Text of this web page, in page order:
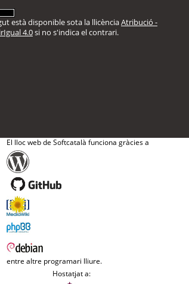
està disponible sota la llicènciaAtribució -
4.0si no s'indica el contrari.
El lloc web de Softcatalà funciona gràcies a
entre altre programari lliure.
Hostatjat a: